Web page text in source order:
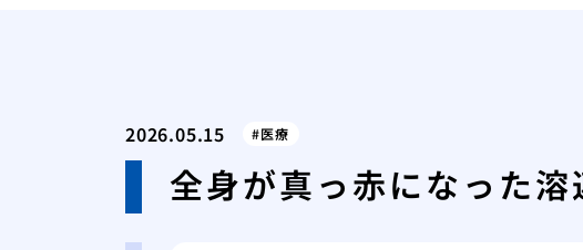
2026.05.15 医療
全身が真っ赤になった